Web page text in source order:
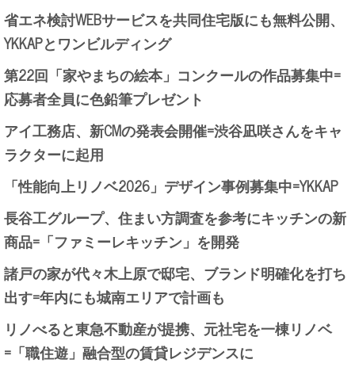
省エネ検討WEBサービスを共同住宅版にも無料公開、
YKKAPとワンビルディング
第22回「家やまちの絵本」コンクールの作品募集中=
応募者全員に色鉛筆プレゼント
アイ工務店、新CMの発表会開催=渋谷凪咲さんをキャ
ラクターに起用
「性能向上リノベ2026」デザイン事例募集中=YKKAP
長谷工グループ、住まい方調査を参考にキッチンの新
商品=「ファミーレキッチン」を開発
諸戸の家が代々木上原で邸宅、ブランド明確化を打ち
出す=年内にも城南エリアで計画も
リノべると東急不動産が提携、元社宅を一棟リノベ
=「職住遊」融合型の賃貸レジデンスに